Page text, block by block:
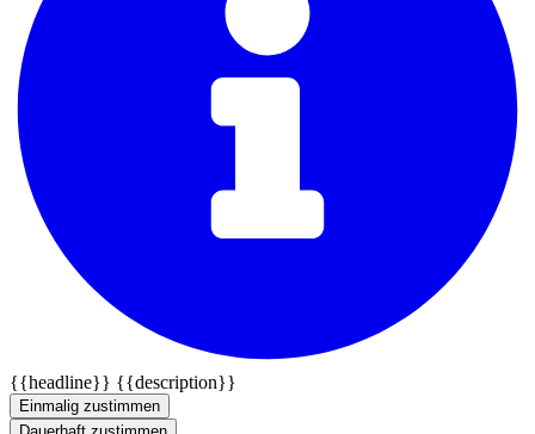
{{headline}} {{description}}
Einmalig zustimmen